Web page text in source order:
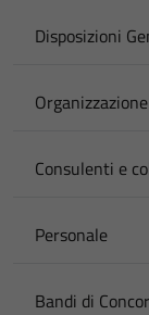
Disposizioni
Organizzazione
Consulenti e
Personale
Bandi di